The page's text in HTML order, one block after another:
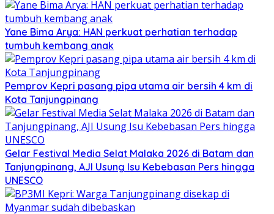
Yane Bima Arya: HAN perkuat perhatian terhadap
tumbuh kembang anak
Pemprov Kepri pasang pipa utama air bersih 4 km di
Kota Tanjungpinang
Gelar Festival Media Selat Malaka 2026 di Batam dan
Tanjungpinang, AJI Usung Isu Kebebasan Pers hingga
UNESCO